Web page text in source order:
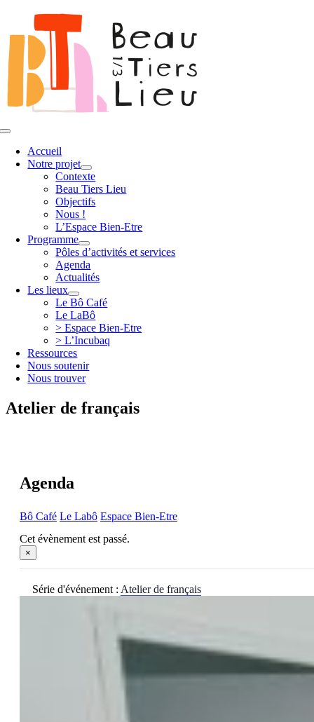
contenu
Toggle
NavigationAccueil
Notre projet
Contexte
Beau Tiers Lieu
Objectifs
Nous !
L’Espace Bien-Etre
Programme
Pôles d’activités et services
Agenda
Actualités
Les lieux
Le Bô Café
Le LaBô
> Espace Bien-Etre
> L’Incubaq
Ressources
Nous soutenir
Nous trouver
Atelier de français
Agenda
Bô Café Le Labô Espace Bien-Etre
Cet évènement est passé.
×
Série d'événement : Atelier de français